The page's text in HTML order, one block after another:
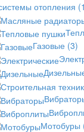
отопления
Газовые (3)
Мотобуры